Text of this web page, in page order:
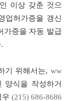
인 이상 갖춘 것으
업허가증을 갱신
가증을 자동 발급
.
기 위해서는,ww
양식을 작성하거
우 (215) 686-8686